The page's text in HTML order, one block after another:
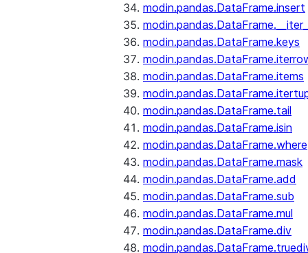
modin.pandas.DataFrame.insert
modin.pandas.DataFrame.keys
modin.pandas.DataFrame.items
modin.pandas.DataFrame.tail
modin.pandas.DataFrame.isin
modin.pandas.DataFrame.where
modin.pandas.DataFrame.mask
modin.pandas.DataFrame.add
modin.pandas.DataFrame.sub
modin.pandas.DataFrame.mul
modin.pandas.DataFrame.div